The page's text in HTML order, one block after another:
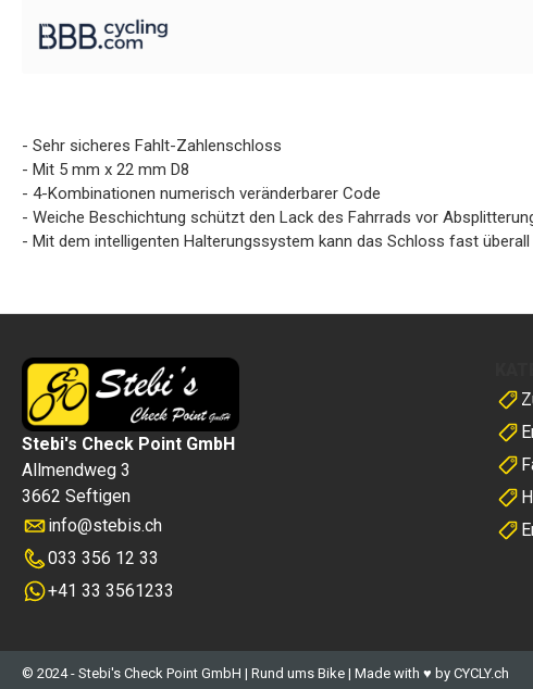
- Sehr sicheres Fahlt-Zahlenschloss
- Mit 5 mm x 22 mm D8
- 4-Kombinationen numerisch veränderbarer Code
- Weiche Beschichtung schützt den Lack des Fahrrads vor
- Mit dem intelligenten Halterungssystem kann das Schloss fast
Stebi's Check Point GmbH
Allmendweg 3
3662 Seftigen
info@stebis.ch
033 356 12 33
+41 33 3561233
© 2024 - Stebi's Check Point GmbH | Rund ums Bike | Made with ♥ by CYCLY.ch